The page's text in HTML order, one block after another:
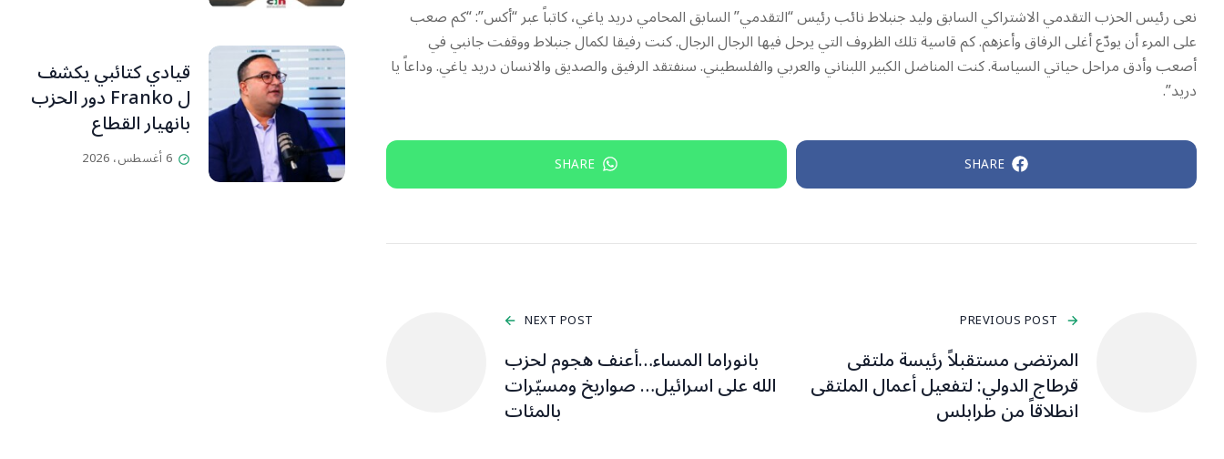
نعى رئيس الحزب التقدمي الاشتراكي السابق وليد جنبلاط نائب رئيس “التقدمي” السابق المحامي دريد ياغي، كاتباً عبر “أكس”: “كم صعب
على المرء أن يودّع أغلى الرفاق وأعزهم. كم قاسية تلك الظروف التي يرحل فيها الرجال الرجال. كنت رفيقا لكمال جنبلاط ووقفت جانبي في
أصعب وأدق مراحل حياتي السياسة. كنت المناضل الكبير اللبناني والعربي والفلسطيني. سنفتقد الرفيق والصديق والانسان دريد ياغي. وداعاً يا
دريد”.
SHARE
SHARE
PREVIOUS POST
المرتضى مستقبلاً رئيسة ملتقى
قرطاج الدولي: لتفعيل أعمال الملتقى
انطلاقاً من طرابلس
NEXT POST
بانوراما المساء…أعنف هجوم لحزب
الله على اسرائيل… صواريخ ومسيّرات
بالمئات
قيادي كتائبي يكشف
ل Franko دور الحزب
بانهيار القطاع
المصرفي
6 أغسطس، 2026